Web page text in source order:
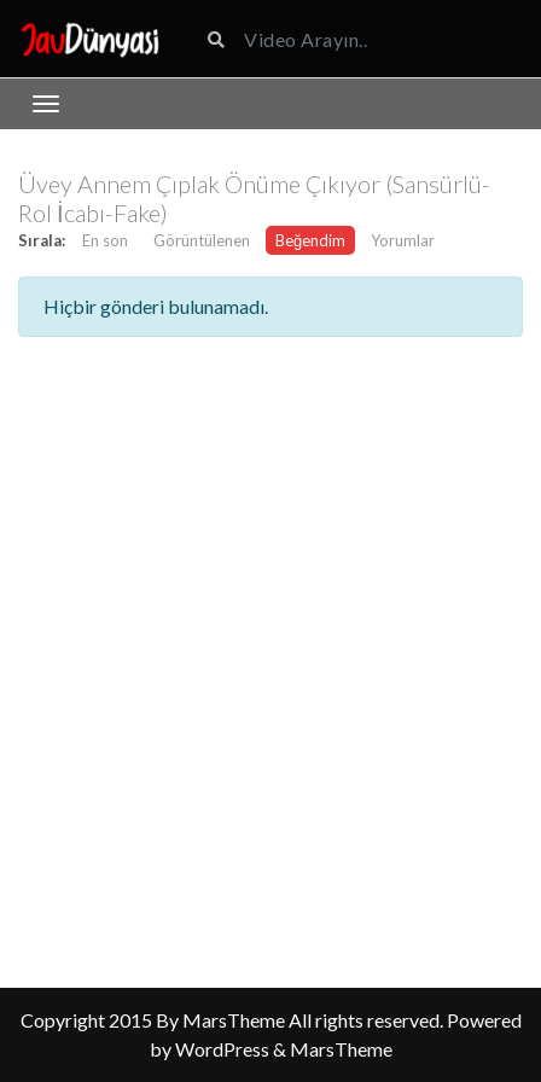
Üvey Annem Çıplak Önüme Çıkıyor (Sansürlü-
Rol İcabı-Fake)
Sırala: En son Görüntülenen Beğendim Yorumlar
Hiçbir gönderi bulunamadı.
Copyright 2015 By MarsTheme All rights reserved. Powered
by WordPress & MarsTheme